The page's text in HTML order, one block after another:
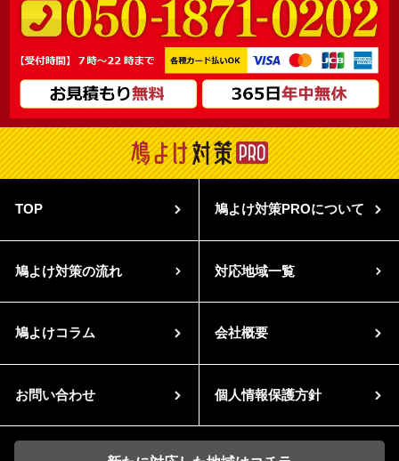
TOP 鳩よけ対策PROについて
鳩よけ対策の流れ 対応地域一覧
鳩よけコラム 会社概要
お問い合わせ 個人情報保護方針